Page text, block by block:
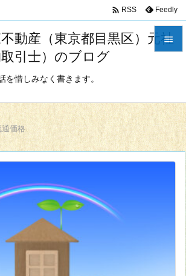
動産（東京都目黒区）元社
引士）のブログ
を惜しみなく書きます。

サイド

前へ

 RSS Feedly
価格